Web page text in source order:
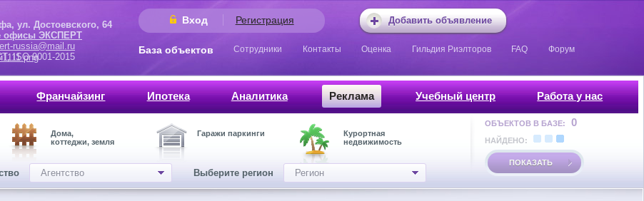
Добавить объявление
Вход Регистрация
64
офисы ЭКСПЕРТ
russia@mail.ru
2015
База объектов Сотрудники Контакты Оценка Гильдия Риэлторов FAQ Форум
Франчайзинг Ипотека Аналитика Реклама Учебный центр Работа у нас
Дома,
коттеджи, земля
Гаражи паркинги
Курортная
недвижимость
Агентство Выберите регион Регион
ОБЪЕКТОВ В БАЗЕ: 0
НАЙДЕНО:
ПОКАЗАТЬ